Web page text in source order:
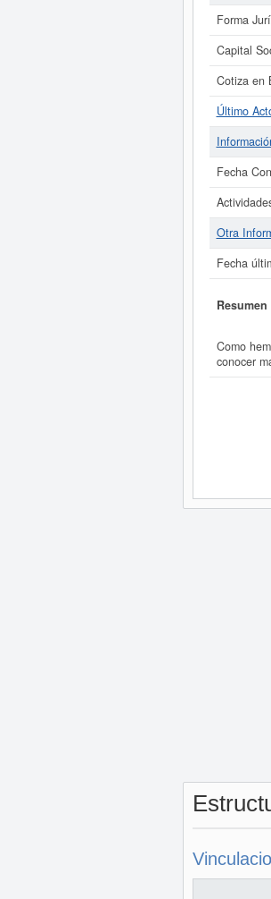
Forma
Capital
Cotiza en
Último
Fecha
Otra
Fecha
Como
conocer